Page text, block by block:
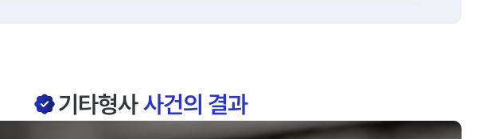
기타형사사건의 결과